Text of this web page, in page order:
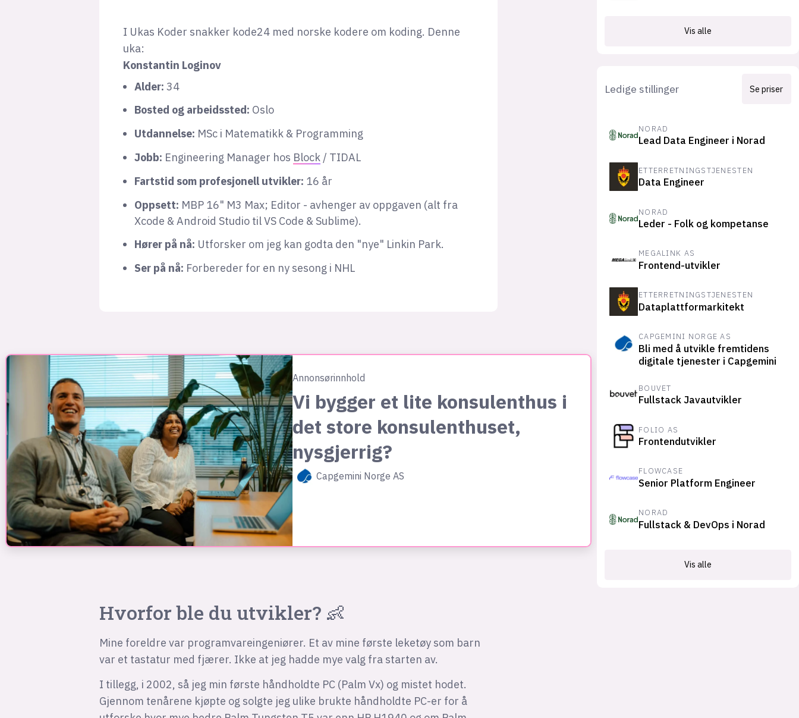
I Ukas Koder snakker kode24 med norske kodere om koding. Denne
uka:
Konstantin Loginov
Alder: 34
Bosted og arbeidssted: Oslo
Utdannelse: MSc i Matematikk & Programming
Jobb: Engineering Manager hos Block / TIDAL
Fartstid som profesjonell utvikler: 16 år
Oppsett: MBP 16" M3 Max; Editor - avhenger av oppgaven (alt fra
Xcode & Android Studio til VS Code & Sublime).
Hører på nå: Utforsker om jeg kan godta den "nye" Linkin Park.
Ser på nå: Forbereder for en ny sesong i NHL
Annonsørinnhold
Vi bygger et lite konsulenthus i
det store konsulenthuset,
nysgjerrig?
Capgemini Norge AS
Hvorfor ble du utvikler? 👶
Mine foreldre var programvareingeniører. Et av mine første leketøy som barn
var et tastatur med fjærer. Ikke at jeg hadde mye valg fra starten av.
I tillegg, i 2002, så jeg min første håndholdte PC (Palm Vx) og mistet hodet.
Gjennom tenårene kjøpte og solgte jeg ulike brukte håndholdte PC-er for å
Vis alle
Ledige stillinger Se priser
NORAD
Lead Data Engineer i Norad
ETTERRETNINGSTJENESTEN
Data Engineer
NORAD
Leder - Folk og kompetanse
MEGALINK AS
Frontend-utvikler
ETTERRETNINGSTJENESTEN
Dataplattformarkitekt
CAPGEMINI NORGE AS
Bli med å utvikle fremtidens
digitale tjenester i Capgemini
BOUVET
Fullstack Javautvikler
FOLIO AS
Frontendutvikler
FLOWCASE
Senior Platform Engineer
NORAD
Fullstack & DevOps i Norad
Vis alle